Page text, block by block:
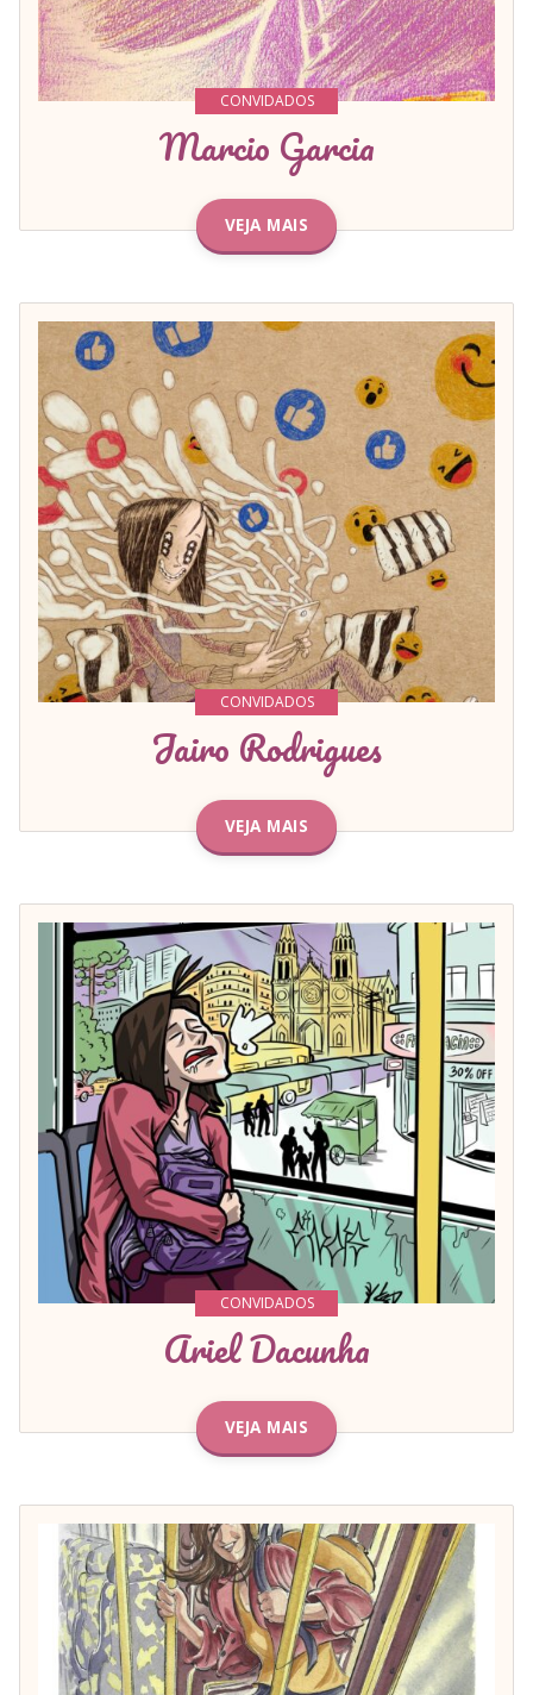
CONVIDADOS
Marcio Garcia
VEJA MAIS
CONVIDADOS
Jairo Rodrigues
VEJA MAIS
CONVIDADOS
Ariel Dacunha
VEJA MAIS